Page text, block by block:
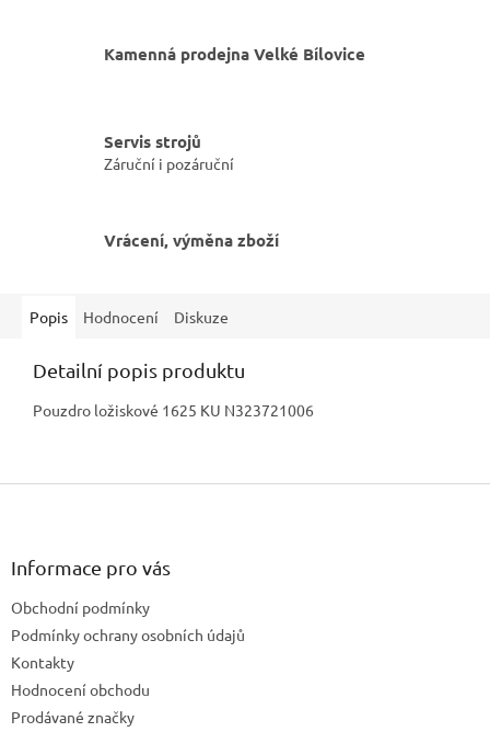
Kamenná prodejna Velké Bílovice
Servis strojů
Záruční i pozáruční
Vrácení, výměna zboží
Popis Hodnocení Diskuze
Detailní popis produktu
Pouzdro ložiskové 1625 KU N323721006
Z
Informace pro vás
Obchodní podmínky
Podmínky ochrany osobních údajů
Kontakty
Hodnocení obchodu
Prodávané značky